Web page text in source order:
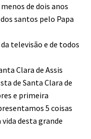
de dois anos
santos pelo Papa
televisão e de todos
Clara de Assis
de Santa Clara de
e primeira
5 coisas
desta grande